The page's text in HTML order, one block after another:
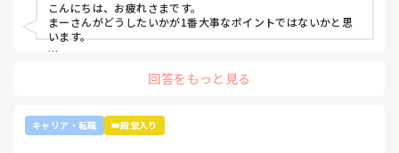
ンターとかのほうがいいのでは？ウチの部署もスタッフが足
りないから育てる余裕が足りない。前向きに捉えて看護師は
いろんな働き方あるよ』と部署は決まってませんが、異動確
り、看護のつながりが無かったことは自分でも反省していま
すし、今後成長させていきたいなと思っています。
こんにちは、お疲れさまです。
まーさんがどうしたいかが1番大事なポイントではないかと思
います。
アややることが多くて忙しくても、人間関係は良好でも、どう
外来や検診センターは、また病棟とは全然違う業務になるの
で、病棟での臨床経験を積みたい気持ちがあるのであれば、ご
回答をもっと見る
キャリア・転職 👑殿堂入り